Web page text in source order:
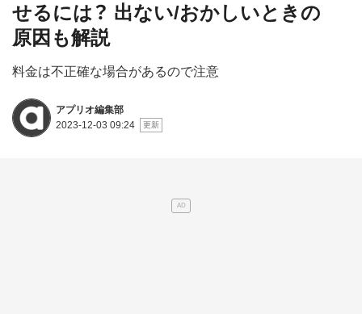
せるには？ 出ない/おかしいときの
原因も解説
料金は不正確な場合があるので注意
アプリオ編集部
2023-12-03 09:24